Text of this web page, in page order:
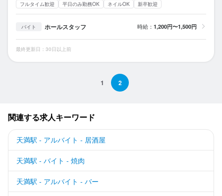
フルタイム歓迎 平日のみ勤務OK ネイルOK 新卒歓迎
バイト ホールスタッフ 時給： 1,200円〜1,500円
最終更新日：30日以上前
1 2
関連する求人キーワード
天満駅 - アルバイト - 居酒屋
天満駅 - バイト - 焼肉
天満駅 - アルバイト - バー